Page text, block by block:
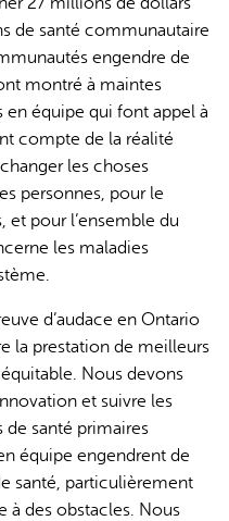
de santé communautaire
engendre de
montré à maintes
en équipe qui font appel à
compte de la réalité
les choses
personnes, pour le
et pour l’ensemble du
les maladies
d’audace en Ontario
la prestation de meilleurs
Nous devons
et suivre les
de santé primaires
équipe engendrent de
santé, particulièrement
à des obstacles. Nous